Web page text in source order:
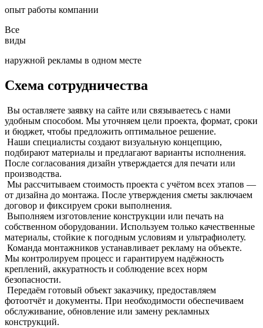
опыт работы компании
Все
виды
наружной рекламы в одном месте
Схема сотрудничества
Вы оставляете заявку на сайте или связываетесь с нами
удобным способом. Мы уточняем цели проекта, формат, сроки
и бюджет, чтобы предложить оптимальное решение.
Наши специалисты создают визуальную концепцию,
подбирают материалы и предлагают варианты исполнения.
После согласования дизайн утверждается для печати или
производства.
Мы рассчитываем стоимость проекта с учётом всех этапов —
от дизайна до монтажа. После утверждения сметы заключаем
договор и фиксируем сроки выполнения.
Выполняем изготовление конструкции или печать на
собственном оборудовании. Используем только качественные
материалы, стойкие к погодным условиям и ультрафиолету.
Команда монтажников устанавливает рекламу на объекте.
Мы контролируем процесс и гарантируем надёжность
креплений, аккуратность и соблюдение всех норм
безопасности.
Передаём готовый объект заказчику, предоставляем
фотоотчёт и документы. При необходимости обеспечиваем
обслуживание, обновление или замену рекламных
конструкций.